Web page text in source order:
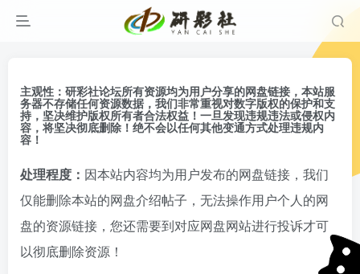
主观性： 研彩社论坛所有资源均为用户分享的网盘链接， 本站服
务器不存储任何资源数据 ，我们非常重视对数字版权的保护和支
持，坚决维护版权所有者合法权益！一旦发现违规违法或侵权内
容，将坚决彻底删除！绝不会以任何其他变通方式处理违规内
容！
处理程度： 因本站内容均为用户发布的网盘链接，我们
仅能删除本站的网盘介绍帖子，无法操作用户个人的网
盘的资源链接，您还需要到对应网盘网站进行投诉才可
以彻底删除资源！